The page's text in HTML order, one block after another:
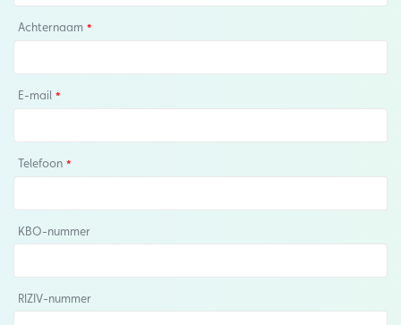
Achternaam
E-mail
Telefoon
KBO-nummer
RIZIV-nummer